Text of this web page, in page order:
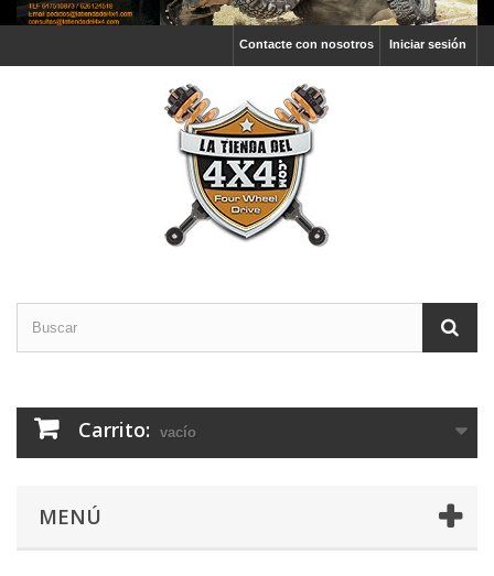
Iniciar sesión
Contacte con nosotros
Carrito: vacío
MENÚ